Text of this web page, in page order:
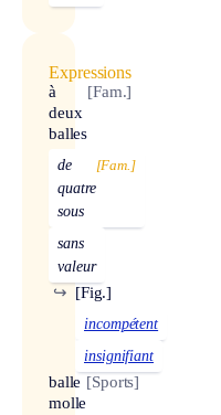
Expressions
à
deux
balles
[Fam.]
de
quatre
sous
[Fam.]
sans
valeur
[Fig.]
↪
incompétent
insignifiant
balle
molle
[Sports]